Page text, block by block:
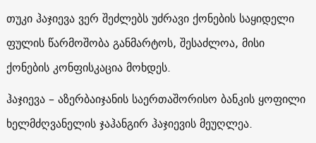
თუკი ჰაჯიევა ვერ შეძლებს უძრავი ქონების საყიდელი
ფულის წარმოშობა განმარტოს, შესაძლოა, მისი
ქონების კონფისკაცია მოხდეს.
ჰაჯიევა – აზერბაიჯანის საერთაშორისო ბანკის ყოფილი
ხელმძღვანელის ჯაჰანგირ ჰაჯიევის მეუღლეა.